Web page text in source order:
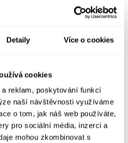
Detaily Více o cookies
cookies
reklam, poskytování funkcí
naší návštěvnosti využíváme
o tom, jak náš web používáte,
pro sociální média, inzerci a
mohou zkombinovat s